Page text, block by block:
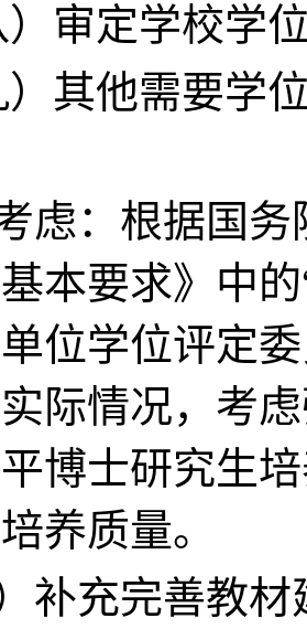
）审定学校学
）其他需要学
虑：根据国
本要求》中
位学位评定
际情况，考
博士研究生
养质量。
补充完善教